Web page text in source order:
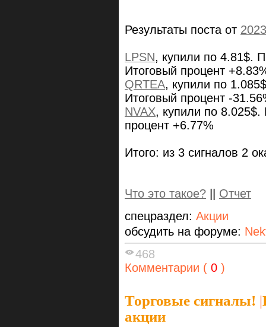
Результаты поста от
LPSN, купили по 4.81$.
Итоговый процент
QRTEA, купили по
Итоговый процент -
NVAX, купили по
процент +6.77%
Итого: из 3 сигналов 2
Что это такое?
Отчет
спецраздел: Акции
обсудить на форуме:
468
Комментарии ( 0 )
Торговые сигналы! |
акции